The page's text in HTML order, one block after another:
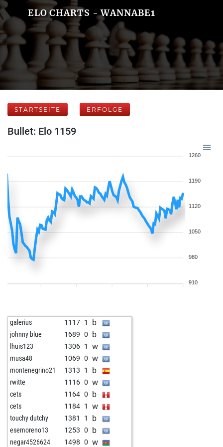
ELO CHARTS - WANNABE1
STARTSEITE ERFOLGE
Bullet: Elo 1159
1260
1190
1120
1050
980
910
galerius 1117 1 b
johnny blue 1689 0 b
lhuis123 1306 1 w
musa48 1069 0 w
montenegrino21 1313 1 b
rwitte 1116 0 w
cets 1164 0 b
cets 1184 1 w
touchy dutchy 1381 1 b
esemoreno13 1253 0 b
negar4526624 1498 0 w